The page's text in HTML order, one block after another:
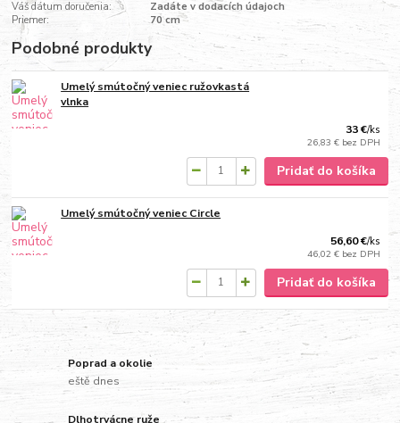
Váš dátum doručenia:
Zadáte v dodacích údajoch
Priemer:
70 cm
Podobné produkty
Umelý smútočný veniec ružovkastá
vlnka
33 €/ks
26,83 € bez DPH
Pridať do košíka
Umelý smútočný veniec Circle
56,60 €/ks
46,02 € bez DPH
Pridať do košíka
Poprad a okolie
eště dnes
Dlhotrvácne ruže